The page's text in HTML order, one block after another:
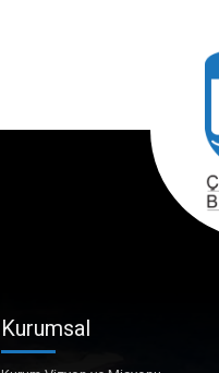
Kurumsal